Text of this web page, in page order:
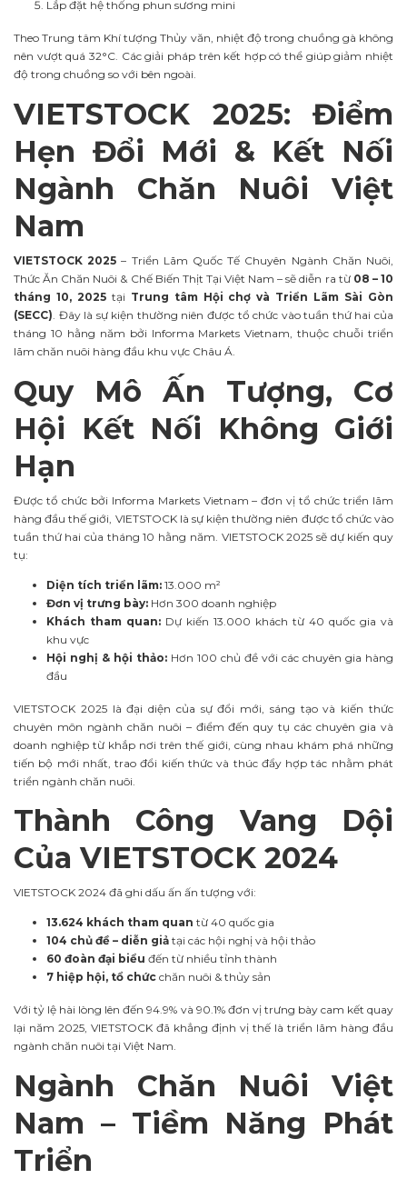
Lắp đặt hệ thống phun sương mini
Theo Trung tâm Khí tượng Thủy văn, nhiệt độ trong chuồng gà không
nên vượt quá 32°C. Các giải pháp trên kết hợp có thể giúp giảm nhiệt
độ trong chuồng so với bên ngoài.
VIETSTOCK 2025: Điểm
Hẹn Đổi Mới & Kết Nối
Ngành Chăn Nuôi Việt
Nam
VIETSTOCK 2025 – Triển Lãm Quốc Tế Chuyên Ngành Chăn Nuôi,
Thức Ăn Chăn Nuôi & Chế Biến Thịt Tại Việt Nam – sẽ diễn ra từ 08 – 10
tháng 10, 2025tại Trung tâm Hội chợ và Triển Lãm Sài Gòn
(SECC) . Đây là sự kiện thường niên được tổ chức vào tuần thứ hai của
tháng 10 hằng năm bởi Informa Markets Vietnam, thuộc chuỗi triển
lãm chăn nuôi hàng đầu khu vực Châu Á.
Quy Mô Ấn Tượng, Cơ
Hội Kết Nối Không Giới
Hạn
Được tổ chức bởi Informa Markets Vietnam – đơn vị tổ chức triển lãm
hàng đầu thế giới, VIETSTOCK là sự kiện thường niên được tổ chức vào
tuần thứ hai của tháng 10 hằng năm. VIETSTOCK 2025 sẽ dự kiến quy
tụ:
Diện tích triển lãm: 13.000 m²
Đơn vị trưng bày: Hơn 300 doanh nghiệp
Khách tham quan: Dự kiến 13.000 khách từ 40 quốc gia và
khu vực
Hội nghị & hội thảo: Hơn 100 chủ đề với các chuyên gia hàng
đầu
VIETSTOCK 2025 là đại diện của sự đổi mới, sáng tạo và kiến thức
chuyên môn ngành chăn nuôi – điểm đến quy tụ các chuyên gia và
doanh nghiệp từ khắp nơi trên thế giới, cùng nhau khám phá những
tiến bộ mới nhất, trao đổi kiến thức và thúc đẩy hợp tác nhằm phát
triển ngành chăn nuôi.
Thành Công Vang Dội
Của VIETSTOCK 2024
VIETSTOCK 2024 đã ghi dấu ấn ấn tượng với:
13.624 khách tham quan từ 40 quốc gia
104 chủ đề – diễn giả tại các hội nghị và hội thảo
60 đoàn đại biểu đến từ nhiều tỉnh thành
7 hiệp hội, tổ chức chăn nuôi & thủy sản
Với tỷ lệ hài lòng lên đến 94.9% và 90.1% đơn vị trưng bày cam kết quay
lại năm 2025, VIETSTOCK đã khẳng định vị thế là triển lãm hàng đầu
ngành chăn nuôi tại Việt Nam.
Ngành Chăn Nuôi Việt
Nam – Tiềm Năng Phát
Triển